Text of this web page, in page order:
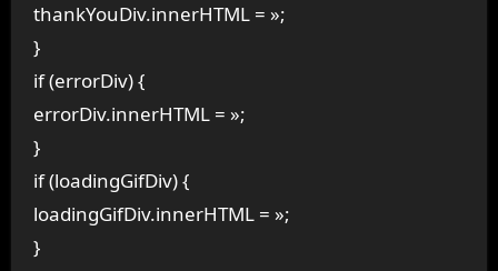
thankYouDiv.innerHTML = »;
}
if (errorDiv) {
errorDiv.innerHTML = »;
}
if (loadingGifDiv) {
loadingGifDiv.innerHTML = »;
}